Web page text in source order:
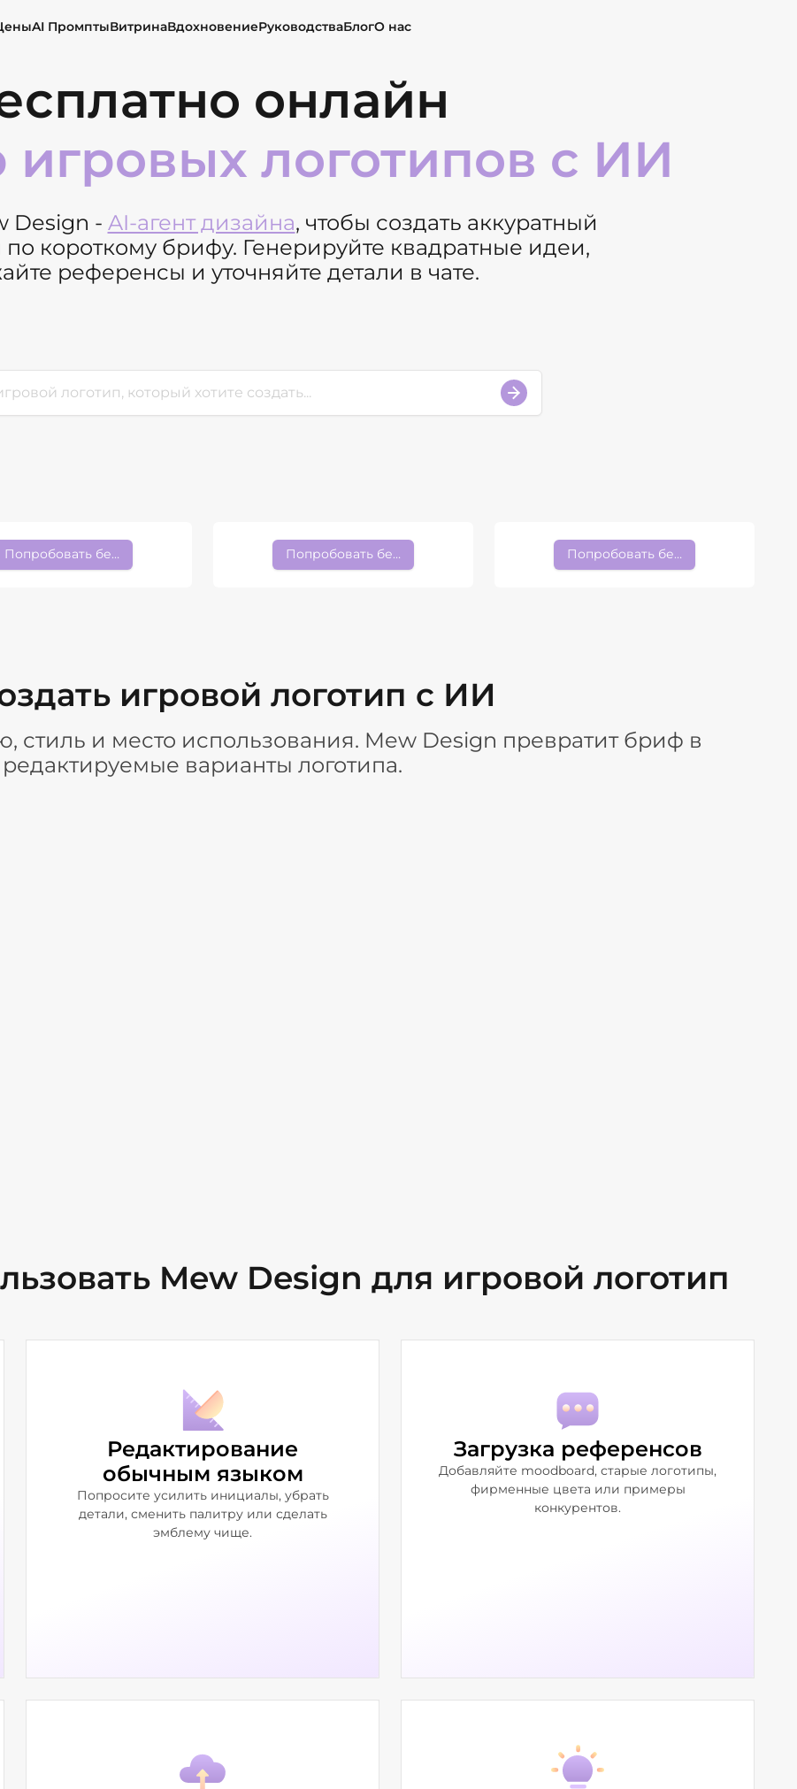
AI ПромптыВитринаВдохновениеРуководстваБлогО нас
онлайн
игровых логотипов с ИИ
Design - AI-агент дизайна, чтобы создать аккуратный
по короткому брифу. Генерируйте квадратные идеи,
референсы и уточняйте детали в чате.
Попробовать бесплатно Попробовать бесплатно Попробовать бесплатно
игровой логотип с ИИ
стиль и место использования. Mew Design превратит бриф в
редактируемые варианты логотипа.
Mew Design для игровой логотип
Редактирование
обычным языком
Попросите усилить инициалы, убрать
детали, сменить палитру или сделать
эмблему чище.
Загрузка референсов
Добавляйте moodboard, старые логотипы,
фирменные цвета или примеры
конкурентов.